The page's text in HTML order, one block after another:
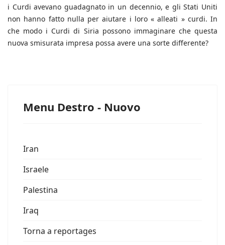
i Curdi avevano guadagnato in un decennio, e gli Stati Uniti
non hanno fatto nulla per aiutare i loro « alleati » curdi. In
che modo i Curdi di Siria possono immaginare che questa
nuova smisurata impresa possa avere una sorte differente?
Menu Destro - Nuovo
Iran
Israele
Palestina
Iraq
Torna a reportages